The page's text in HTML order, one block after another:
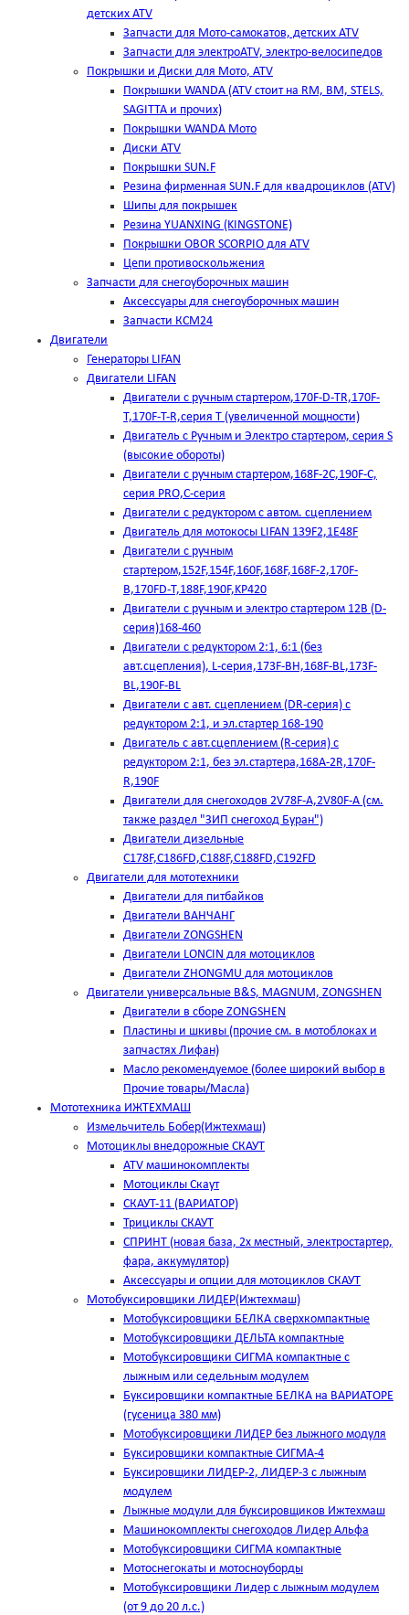
детских ATV
Запчасти для Мото-самокатов, детских ATV
Запчасти для электроATV, электро-велосипедов
Покрышки и Диски для Мото, ATV
Покрышки WANDA (АТV стоит на RM, BM, STELS,
SAGITTA и прочих)
Покрышки WANDA Мото
Диски ATV
Покрышки SUN.F
Резина фирменная SUN.F для квадроциклов (АТV)
Шипы для покрышек
Резина YUANXING (KINGSTONE)
Покрышки OBOR SCORPIO для ATV
Цепи противоскольжения
Запчасти для снегоуборочных машин
Аксессуары для снегоуборочных машин
Запчасти КСМ24
Двигатели
Генераторы LIFAN
Двигатели LIFAN
Двигатели с ручным стартером,170F-D-TR,170F-
T,170F-T-R,серия Т (увеличенной мощности)
Двигатель с Ручным и Электро стартером, серия S
(высокие обороты)
Двигатели с ручным стартером,168F-2C,190F-C,
серия PRO,C-серия
Двигатели с редуктором с автом. сцеплением
Двигатель для мотокосы LIFAN 139F2,1E48F
Двигатели с ручным
стартером,152F,154F,160F,168F,168F-2,170F-
B,170FD-T,188F,190F,KP420
Двигатели с ручным и электро стартером 12В (D-
серия)168-460
Двигатели с редуктором 2:1, 6:1 (без
авт.сцепления), L-серия,173F-BH,168F-BL,173F-
BL,190F-BL
Двигатели с авт. сцеплением (DR-серия) с
редуктором 2:1, и эл.стартер 168-190
Двигатель с авт.сцеплением (R-серия) с
редуктором 2:1, без эл.стартера,168А-2R,170F-
R,190F
Двигатели для снегоходов 2V78F-A,2V80F-A (см.
также раздел "ЗИП снегоход Буран")
Двигатели дизельные
C178F,С186FD,C188F,C188FD,C192FD
Двигатели для мототехники
Двигатели для питбайков
Двигатели ВАНЧАНГ
Двигатели ZONGSHEN
Двигатели LONCIN для мотоциклов
Двигатели ZHONGMU для мотоциклов
Двигатели универсальные B&S, MAGNUM, ZONGSHEN
Двигатели в сборе ZONGSHEN
Пластины и шкивы (прочие см. в мотоблоках и
запчастях Лифан)
Масло рекомендуемое (более широкий выбор в
Прочие товары/Масла)
Мототехника ИЖТЕХМАШ
Измельчитель Бобер(Ижтехмаш)
Мотоциклы внедорожные СКАУТ
ATV машинокомплекты
Мотоциклы Скаут
СКАУТ-11 (ВАРИАТОР)
Трициклы СКАУТ
СПРИНТ (новая база, 2х местный, электростартер,
фара, аккумулятор)
Аксессуары и опции для мотоциклов СКАУТ
Мотобуксировщики ЛИДЕР(Ижтехмаш)
Мотобуксировщики БЕЛКА сверхкомпактные
Мотобуксировщики ДЕЛЬТА компактные
Мотобуксировщики СИГМА компактные с
лыжным или седельным модулем
Буксировщики компактные БЕЛКА на ВАРИАТОРЕ
(гусеница 380 мм)
Мотобуксировщики ЛИДЕР без лыжного модуля
Буксировщики компактные СИГМА-4
Буксировщики ЛИДЕР-2, ЛИДЕР-3 c лыжным
модулем
Лыжные модули для буксировщиков Ижтехмаш
Машинокомплекты снегоходов Лидер Альфа
Мотобуксировщики СИГМА компактные
Мотоснегокаты и мотосноуборды
Мотобуксировщики Лидер с лыжным модулем
(от 9 до 20 л.с.)